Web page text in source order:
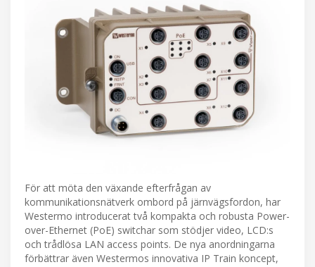
För att möta den växande efterfrågan av
kommunikationsnätverk ombord på järnvägsfordon, har
Westermo introducerat två kompakta och robusta Power-
over-Ethernet (PoE) switchar som stödjer video, LCD:s
och trådlösa LAN access points. De nya anordningarna
förbättrar även Westermos innovativa IP Train koncept,